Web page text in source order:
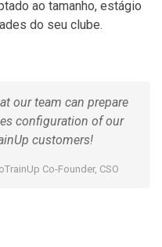
ao tamanho, estágio
do seu clube.
our team can prepare
configuration of our
customers!
Co-Founder, CSO